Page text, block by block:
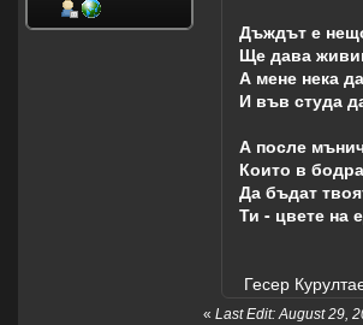
Дъждът е
Ще дава
А мене нека
И във студа
А после
Които в
Да бъдат
Ти - цвете на
Гесер
« Last Edit: August 29,